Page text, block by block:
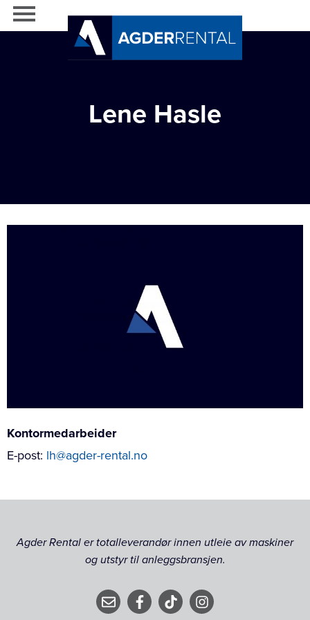
Lene Hasle
Kontormedarbeider
E-post: lh@agder-rental.no
Agder Rental er totalleverandør innen utleie av maskiner
og utstyr til anleggsbransjen.